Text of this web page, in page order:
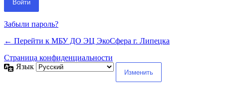
Забыли пароль?
← Перейти к МБУ ДО ЭЦ ЭкоСфера г. Липецка
Страница конфиденциальности
Язык